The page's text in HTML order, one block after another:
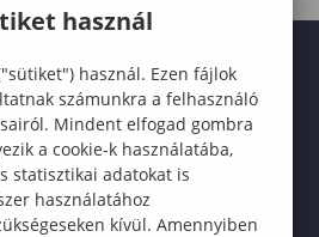
használ
használ. Ezen fájlok
számunkra a felhasználó
Mindent elfogad gombra
a cookie-k használatába,
statisztikai adatokat is
használatához
kívül. Amennyiben